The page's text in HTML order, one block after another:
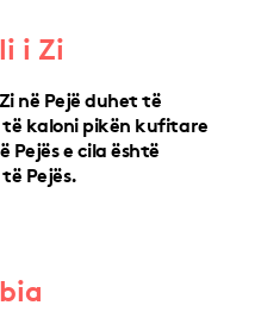
i Zi
në Pejë duhet të
kaloni pikën kufitare
Pejës e cila është
Pejës.